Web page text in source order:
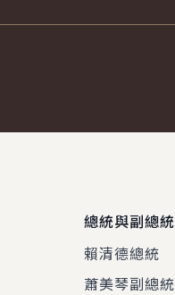
總統與副總統
賴清德總統
蕭美琴副總統